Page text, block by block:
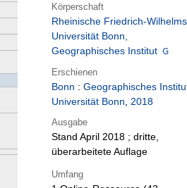
Körperschaft
Rheinische Friedrich-
Universität Bonn,
Geographisches Institut
Erschienen
Bonn : Geographisches
Universität Bonn, 2018
Ausgabe
Stand April 2018 ; dritte,
überarbeitete Auflage
Umfang